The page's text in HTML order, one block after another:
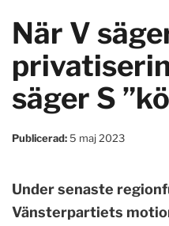
När V
säger S
Publicerad:5 maj 2023
Under senaste
Vänsterpartiets